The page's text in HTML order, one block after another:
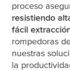
proceso
resistiendo
fácil
rompedoras
nuestras
la